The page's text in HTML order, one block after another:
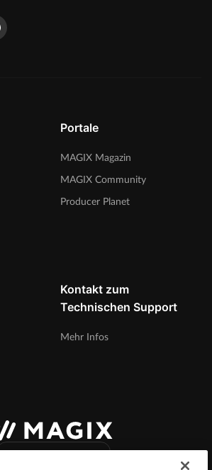
Portale
MAGIX Magazin
MAGIX Community
Producer Planet
Kontakt zum
Technischen Support
Mehr Infos